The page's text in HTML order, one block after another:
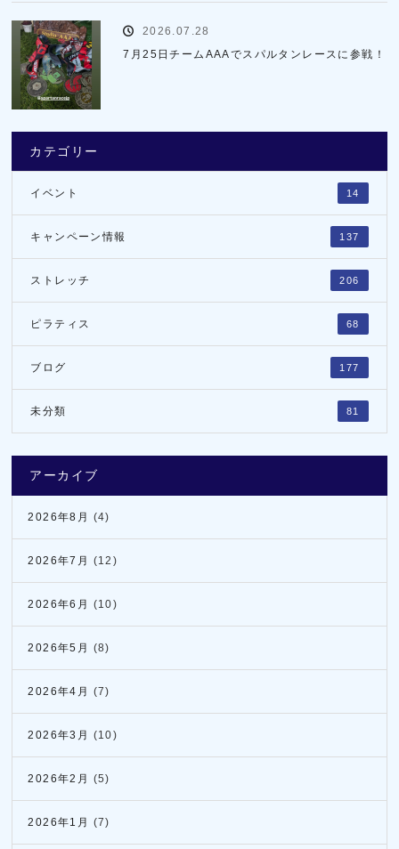
2026.07.28
7月25日チームAAAでスパルタンレースに参戦！
カテゴリー
イベント 14
キャンペーン情報 137
ストレッチ 206
ピラティス 68
ブログ 177
未分類 81
アーカイブ
2026年8月 (4)
2026年7月 (12)
2026年6月 (10)
2026年5月 (8)
2026年4月 (7)
2026年3月 (10)
2026年2月 (5)
2026年1月 (7)